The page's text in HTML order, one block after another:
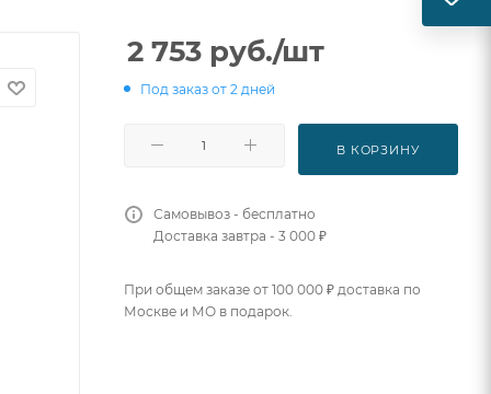
2 753 руб./шт
Под заказ от 2 дней
В КОРЗИНУ
Самовывоз - бесплатно
Доставка завтра - 3 000 ₽
При общем заказе от 100 000 ₽ доставка по
Москве и МО в подарок.